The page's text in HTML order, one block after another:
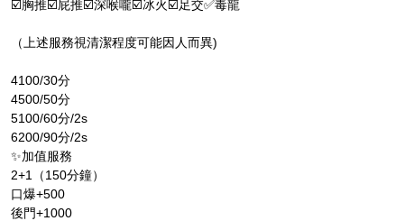
☑️胸推☑️屁推☑️深喉嚨☑️冰火☑️足交✅毒龍
（上述服務視清潔程度可能因人而異)
4100/30分
4500/50分
5100/60分/2s
6200/90分/2s
✨加值服務
2+1（150分鐘）
口爆+500
後門+1000